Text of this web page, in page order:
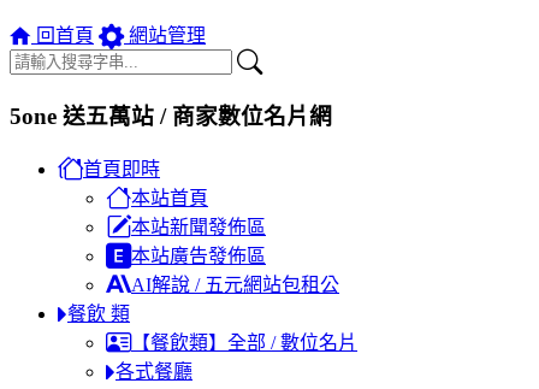
回首頁 網站管理
5one 送五萬站 / 商家數位名片網
首頁即時
本站首頁
本站新聞發佈區
本站廣告發佈區
AI解說 / 五元網站包租公
餐飲 類
【餐飲類】全部 / 數位名片
各式餐廳